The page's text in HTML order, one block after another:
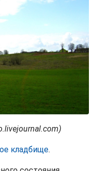
кладбище.